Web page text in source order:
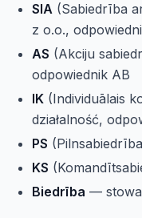
SIA (Sabiedrība
z o.o.,
AS (Akciju
odpowiednik AB
IK (Individuālais
działalność,
PS
KS
Biedrība —